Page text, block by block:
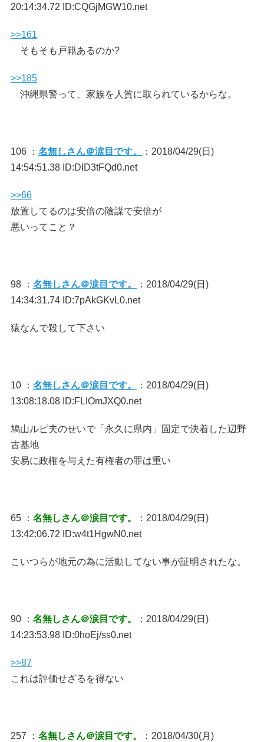
20:14:34.72 ID:CQGjMGW10.net
>>161
そもそも戸籍あるのか?
>>185
沖縄県警って、家族を人質に取られているからな。
106 ： 名無しさん＠涙目です。
：2018/04/29(日)
14:54:51.38 ID:DID3tFQd0.net
>>66
放置してるのは安倍の陰謀で安倍が
悪いってこと？
98 ： 名無しさん＠涙目です。
：2018/04/29(日)
14:34:31.74 ID:7pAkGKvL0.net
猿なんで殺して下さい
10 ： 名無しさん＠涙目です。
：2018/04/29(日)
13:08:18.08 ID:FLIOmJXQ0.net
鳩山ルピ夫のせいで「永久に県内」固定で決着した辺野
古基地
安易に政権を与えた有権者の罪は重い
65 ： 名無しさん＠涙目です。
：2018/04/29(日)
13:42:06.72 ID:w4t1HgwN0.net
こいつらが地元の為に活動してない事が証明されたな。
90 ： 名無しさん＠涙目です。
：2018/04/29(日)
14:23:53.98 ID:0hoEj/ss0.net
>>87
これは評価せざるを得ない
257 ： 名無しさん＠涙目です。 ：2018/04/30(月)